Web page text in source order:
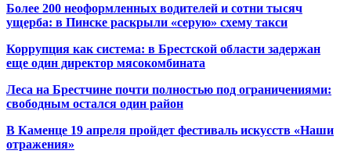
Более 200 неоформленных водителей и сотни тысяч
ущерба: в Пинске раскрыли «серую» схему такси
Коррупция как система: в Брестской области задержан
еще один директор мясокомбината
Леса на Брестчине почти полностью под ограничениями:
свободным остался один район
В Каменце 19 апреля пройдет фестиваль искусств «Наши
отражения»